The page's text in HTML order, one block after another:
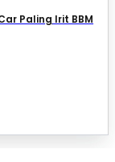
Paling Irit BBM